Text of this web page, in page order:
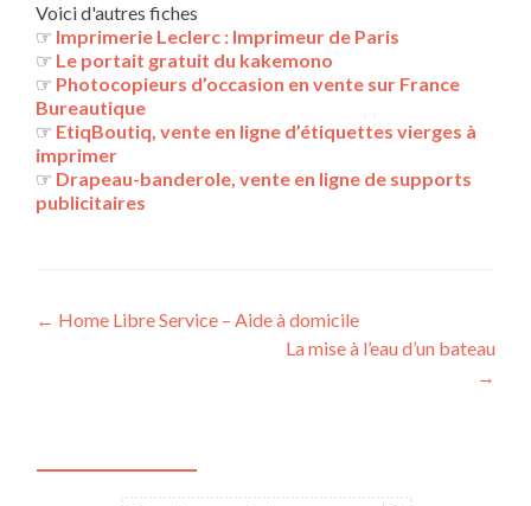
Voici d'autres fiches
☞ Imprimerie Leclerc : Imprimeur de Paris
☞ Le portait gratuit du kakemono
☞ Photocopieurs d’occasion en vente sur France
Bureautique
☞ EtiqBoutiq, vente en ligne d’étiquettes vierges à
imprimer
☞ Drapeau-banderole, vente en ligne de supports
publicitaires
Navigation
← Home Libre Service – Aide à domicile
La mise à l’eau d’un bateau
→